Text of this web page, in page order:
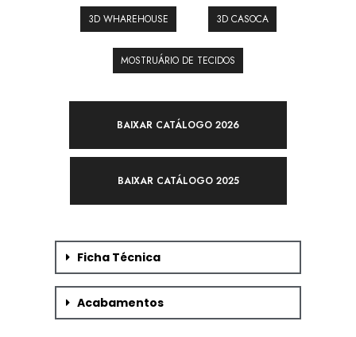
3D WHAREHOUSE 3D CASOCA
MOSTRUÁRIO DE TECIDOS
BAIXAR CATÁLOGO 2026
BAIXAR CATÁLOGO 2025
Ficha Técnica
Acabamentos